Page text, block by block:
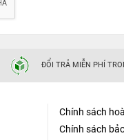
ĐỔI TRẢ MIỄN PHÍ
Chính sách
Chính sách